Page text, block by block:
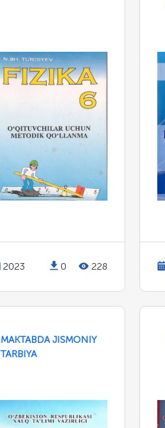
2023 0 228
MAKTABDA JISMONIY
TARBIYA